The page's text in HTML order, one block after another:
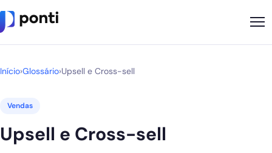
Metodologia
Cases
Início›Glossário›Upsell e Cross-sell
Vendas
Upsell e Cross-sell